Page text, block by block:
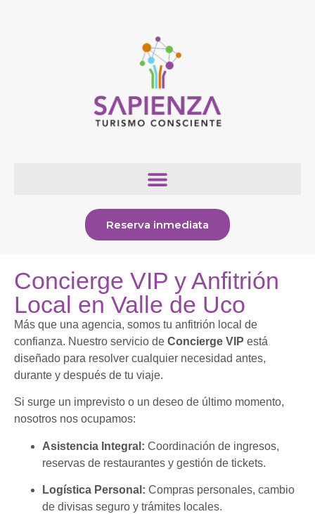
Reserva inmediata
Concierge VIP y Anfitrión
Local en Valle de Uco
Más que una agencia, somos tu anfitrión local de
confianza. Nuestro servicio de Concierge VIP está
diseñado para resolver cualquier necesidad antes,
durante y después de tu viaje.
Si surge un imprevisto o un deseo de último momento,
nosotros nos ocupamos:
Asistencia Integral: Coordinación de ingresos,
reservas de restaurantes y gestión de tickets.
Logística Personal: Compras personales, cambio
de divisas seguro y trámites locales.